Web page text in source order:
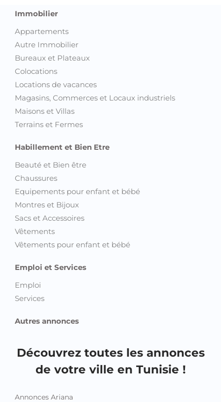
Immobilier
Appartements
Autre Immobilier
Bureaux et Plateaux
Colocations
Locations de vacances
Magasins, Commerces et Locaux industriels
Maisons et Villas
Terrains et Fermes
Habillement et Bien Etre
Beauté et Bien être
Chaussures
Equipements pour enfant et bébé
Montres et Bijoux
Sacs et Accessoires
Vêtements
Vêtements pour enfant et bébé
Emploi et Services
Emploi
Services
Autres annonces
Découvrez toutes les annonces
de votre ville en Tunisie !
Annonces Ariana